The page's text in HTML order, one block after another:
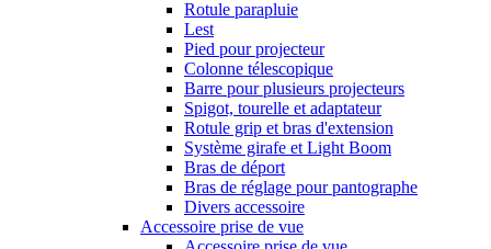
Rotule parapluie
Lest
Pied pour projecteur
Colonne télescopique
Barre pour plusieurs projecteurs
Spigot, tourelle et adaptateur
Rotule grip et bras d'extension
Système girafe et Light Boom
Bras de déport
Bras de réglage pour pantographe
Divers accessoire
Accessoire prise de vue